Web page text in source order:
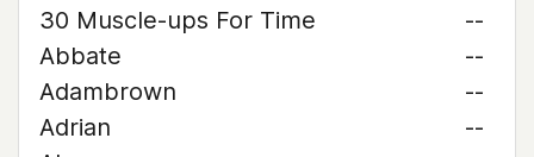
30 Muscle-ups For Time
--
Abbate
--
Adambrown
--
Adrian
--